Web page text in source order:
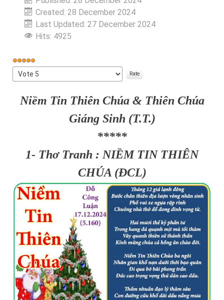
Created: 28 December 2024
Last Updated: 27 December 2024
Hits: 4925
User
Rating:
Please
Rate
Niềm Tin Thiên Chúa & Thiên Chúa
Giáng Sinh (T.T.)
*****
1- Thơ Tranh : NIỀM TIN THIÊN
CHÚA (ĐCL)